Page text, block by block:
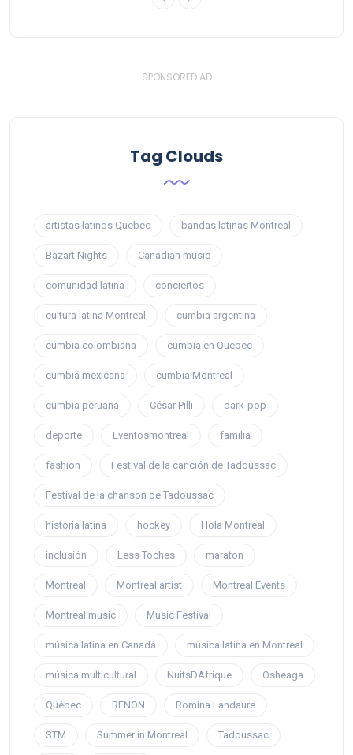
- SPONSORED AD -
Tag Clouds
artistas latinos Quebec bandas latinas Montreal
Bazart Nights Canadian music
comunidad latina conciertos
cultura latina Montreal cumbia argentina
cumbia colombiana cumbia en Quebec
cumbia mexicana cumbia Montreal
cumbia peruana César Pilli dark-pop
deporte Eventosmontreal familia
fashion Festival de la canción de Tadoussac
Festival de la chanson de Tadoussac
historia latina hockey Hola Montreal
inclusión Less Toches maraton
Montreal Montreal artist Montreal Events
Montreal music Music Festival
música latina en Canadá música latina en Montreal
música multicultural NuitsDAfrique Osheaga
Québec RENON Romina Landaure
STM Summer in Montreal Tadoussac